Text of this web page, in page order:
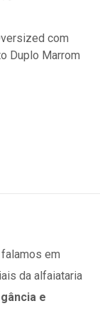
em
da alfaiataria
e